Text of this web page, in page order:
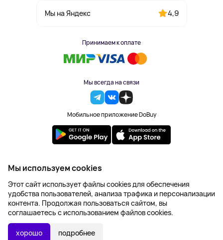
УТОЧНИТЬ НАЛИЧИЕ
Мы на Яндекс 4,9
Принимаем к оплате
Мы всегда на связи
Мобильное приложение DoBuy
2023-2026 © DoBuy. Все права защищены
Правила обработки персональных данных
Пользовательское соглашение
Оферта
Создание сайта – NetLab
Мы используем cookies
Этот сайт использует файлы cookies для обеспечения
удобства пользователей, анализа трафика и персонализации
контента. Продолжая пользоваться сайтом, вы
соглашаетесь с использованием файлов cookies.
хорошо подробнее